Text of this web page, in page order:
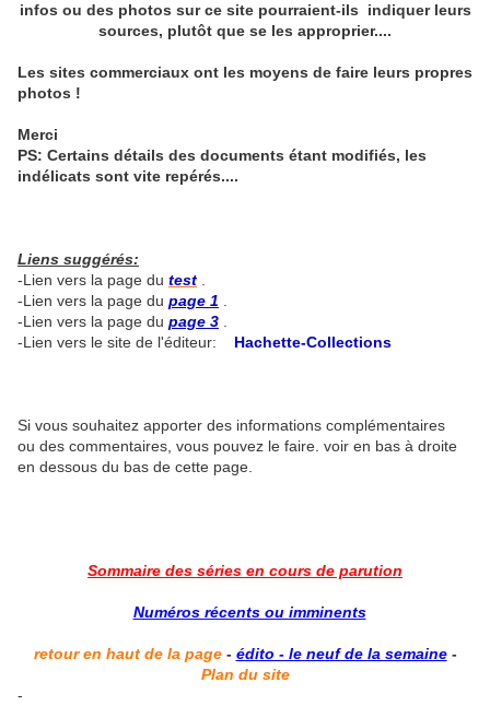
infos ou des photos sur ce site pourraient-ils indiquer leurs
sources, plutôt que se les approprier....
Les sites commerciaux ont les moyens de faire leurs propres
photos !
Merci
PS: Certains détails des documents étant modifiés, les
indélicats sont vite repérés....
Liens suggérés:
-Lien vers la page du test
-Lien vers la page du page 1
-Lien vers la page du page 3
-Lien vers le site de l'éditeur:
Hachette-Collections
Si vous souhaitez apporter des informations complémentaires
ou des commentaires, vous pouvez le faire. voir en bas à droite
en dessous du bas de cette page.
Sommaire des séries en cours de parution
Numéros récents ou imminents
retour en haut de la page- édito - le neuf de la semaine-
Plan du site
-